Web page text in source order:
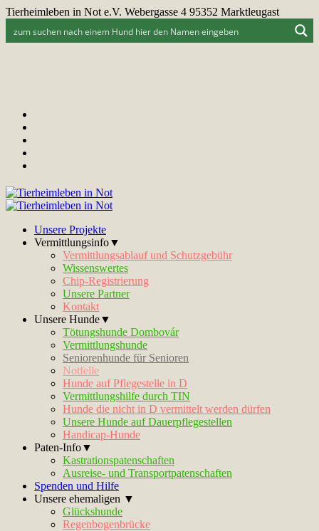
Tierheimleben in Not e.V. Webergasse 4 95352 Marktleugast
Unsere Projekte
Vermittlungsinfo▼
Vermittlungsablauf und Schutzgebühr
Wissenswertes
Chip-Registrierung
Unsere Partner
Kontakt
Unsere Hunde▼
Tötungshunde Dombovár
Vermittlungshunde
Seniorenhunde für Senioren
Notfelle
Hunde auf Pflegestelle in D
Vermittlungshilfe durch TIN
Hunde die nicht in D vermittelt werden dürfen
Unsere Hunde auf Dauerpflegestellen
Handicap-Hunde
Paten-Info▼
Kastrationspatenschaften
Ausreise- und Transportpatenschaften
Spenden und Hilfe
Unsere ehemaligen ▼
Glückshunde
Regenbogenbrücke